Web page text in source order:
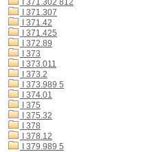
I 371.302 812
I 371.307
I 371.42
I 371.425
I 372.89
I 373
I 373.011
I 373.2
I 373.989 5
I 374.01
I 375
I 375.32
I 378
I 378.12
I 379.989 5